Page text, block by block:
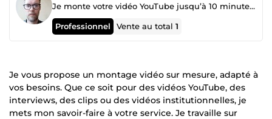
Je monte votre vidéo YouTube jusqu’à 10 minutes avec cuts dynamiques et musique d’ambiance.
Professionnel Vente au total1
Je vous propose un montage vidéo sur mesure, adapté à
vos besoins. Que ce soit pour des vidéos YouTube, des
interviews, des clips ou des vidéos institutionnelles, je
mets mon savoir-faire à votre service. Je travaille sur